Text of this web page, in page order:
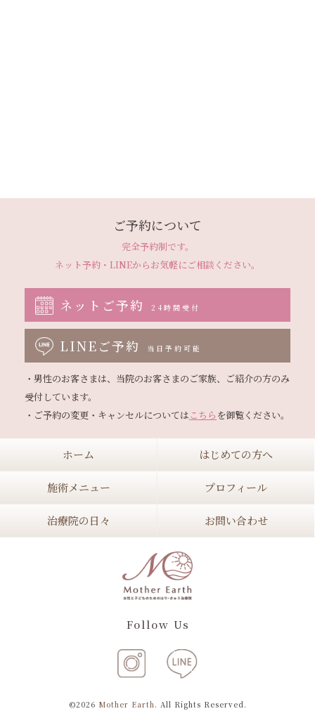
ご予約について
完全予約制です。
ネット予約・LINEからお気軽にご相談ください。
ネットご予約 24時間受付
LINEご予約 当日予約可能
・男性のお客さまは、当院のお客さまのご家族、ご紹介の方のみ
受付しています。
・ご予約の変更・キャンセルについてはこちら
ホーム はじめての方へ
施術メニュー プロフィール
治療院の日々 お問い合わせ
Follow Us
©2026 Mother Earth . All Rights Reserved.